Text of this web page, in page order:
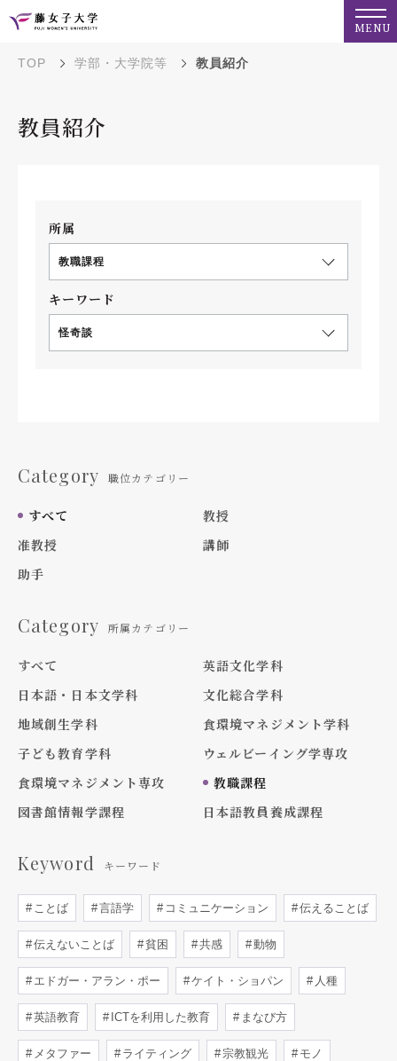
MENU
TOP 学部・大学院等 教員紹介
教員紹介
所属
教職課程
キーワード
怪奇談
Category 職位カテゴリー
すべて
教授
准教授
講師
助手
Category 所属カテゴリー
すべて
英語文化学科
日本語・日本文学科
文化総合学科
地域創生学科
食環境マネジメント学科
子ども教育学科
ウェルビーイング学専攻
食環境マネジメント専攻
教職課程
図書館情報学課程
日本語教員養成課程
Keyword キーワード
ことば 言語学 コミュニケーション 伝えることば
伝えないことば 貧困 共感 動物
エドガー・アラン・ポー ケイト・ショパン 人種
英語教育 ICTを利用した教育 まなび方
メタファー ライティング 宗教観光 モノ